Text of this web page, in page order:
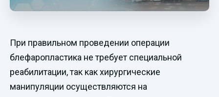
При правильном проведении операции
блефаропластика не требует специальной
реабилитации, так как хирургические
манипуляции осуществляются на